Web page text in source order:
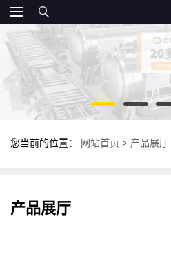
您当前的位置： 网站首页 > 产品展厅
产品展厅